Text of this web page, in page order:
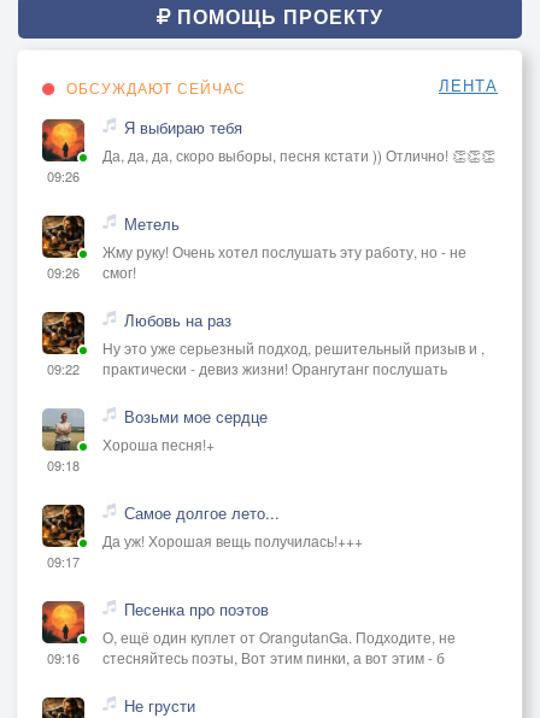
ПОМОЩЬ ПРОЕКТУ
ОБСУЖДАЮТ СЕЙЧАС ЛЕНТА
09:26
Я выбираю тебя
Да, да, да, скоро выборы, песня кстати )) Отлично! 👏👏👏
09:26
Метель
Жму руку! Очень хотел послушать эту работу, но - не
смог!
09:22
Любовь на раз
Ну это уже серьезный подход, решительный призыв и ,
практически - девиз жизни! Орангутанг послушать
09:18
Возьми мое сердце
Хороша песня!+
09:17
Самое долгое лето...
Да уж! Хорошая вещь получилась!+++
09:16
Песенка про поэтов
О, ещё один куплет от OrangutanGа. Подходите, не
стесняйтесь поэты, Вот этим пинки, а вот этим - б
Не грусти